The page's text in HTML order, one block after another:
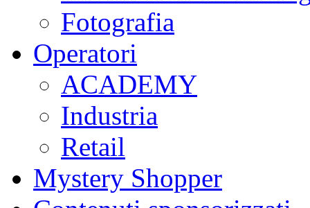
Fotografia
Operatori
ACADEMY
Industria
Retail
Mystery Shopper